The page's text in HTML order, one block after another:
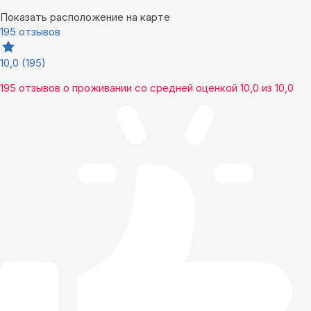
Показать расположение на карте
195 отзывов
10,0 (195)
195 отзывов о проживании со средней оценкой 10,0 из 10,0